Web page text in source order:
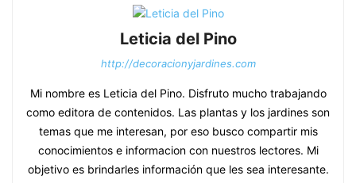
Leticia del Pino
http://decoracionyjardines.com
Mi nombre es Leticia del Pino. Disfruto mucho trabajando
como editora de contenidos. Las plantas y los jardines son
temas que me interesan, por eso busco compartir mis
conocimientos e informacion con nuestros lectores. Mi
objetivo es brindarles información que les sea interesante.